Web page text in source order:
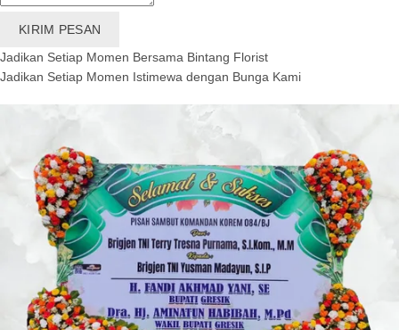
KIRIM PESAN
Jadikan Setiap Momen Bersama Bintang Florist
Jadikan Setiap Momen Istimewa dengan Bunga Kami